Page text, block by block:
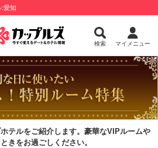
:愛知
検索 マイメニュー
テルをご紹介します。豪華なVIPルームや
きをお過ごしください。